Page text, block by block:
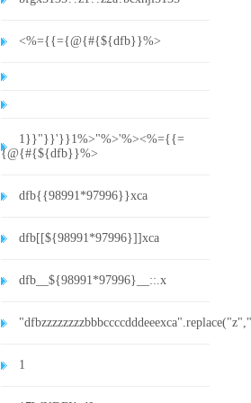
<%={{={@{#{${dfb}}%>
1}}"}}'}}1%>"%>'%><%={{=
{@{#{${dfb}}%>
dfb{{98991*97996}}xca
dfb[[${98991*97996}]]xca
dfb__${98991*97996}__::.x
1